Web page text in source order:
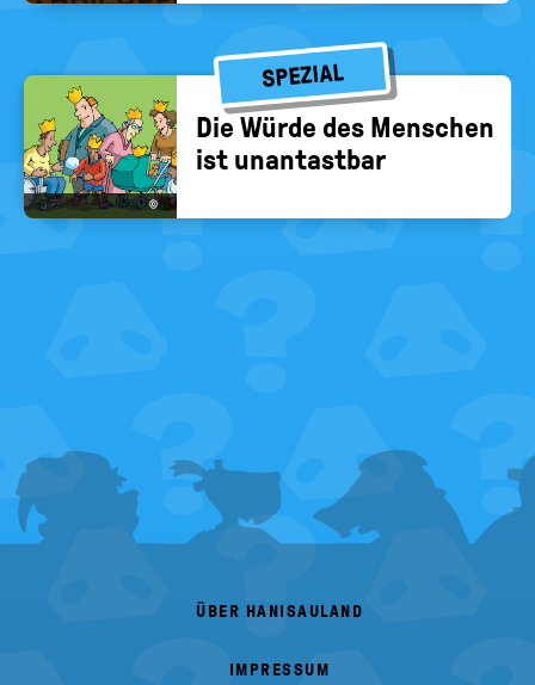
SPEZIAL
©
Die Würde des Men­schen
ist un­an­tast­bar
FOOTER
MENU
ÜBER HANISAULAND
IMPRESSUM